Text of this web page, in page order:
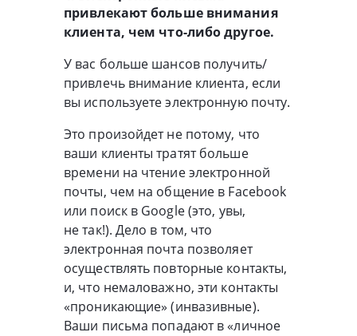
привлекают больше внимания
клиента, чем что-либодругое.
У вас больше шансов получить/
привлечь внимание клиента, если
вы используете электронную почту.
Это произойдет не потому, что
ваши клиенты тратят больше
времени на чтение электронной
почты, чем на общение в Facebook
или поиск в Google (это, увы,
не так!). Дело в том, что
электронная почта позволяет
осуществлять повторные контакты,
и, что немаловажно, эти контакты
«проникающие» (инвазивные).
Ваши письма попадают в «личное